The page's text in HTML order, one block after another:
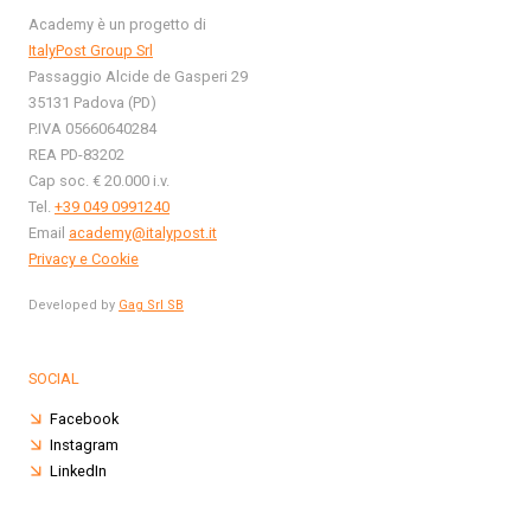
Academy è un progetto di
ItalyPost Group Srl
Passaggio Alcide de Gasperi 29
35131 Padova (PD)
P.IVA 05660640284
REA PD-83202
Cap soc. € 20.000 i.v.
Tel. +39 049 0991240
Email academy@italypost.it
Privacy e Cookie
Developed by Gag Srl SB
SOCIAL
Facebook
Instagram
LinkedIn